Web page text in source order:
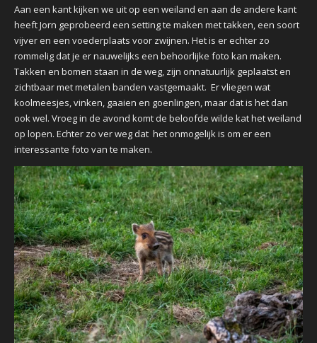
Aan een kant kijken we uit op een weiland en aan de andere kant
heeft Jorn geprobeerd een setting te maken met takken, een soort
vijver en een voederplaats voor zwijnen. Het is er echter zo
rommelig dat je er nauwelijks een behoorlijke foto kan maken.
Takken en bomen staan in de weg, zijn onnatuurlijk geplaatst en
zichtbaar met metalen banden vastgemaakt. Er vliegen wat
koolmeesjes, vinken, gaaien en goenlingen, maar dat is het dan
ook wel. Vroeg in de avond komt de beloofde wilde kat het weiland
op lopen. Echter zo ver weg dat het onmogelijk is om er een
interessante foto van te maken.